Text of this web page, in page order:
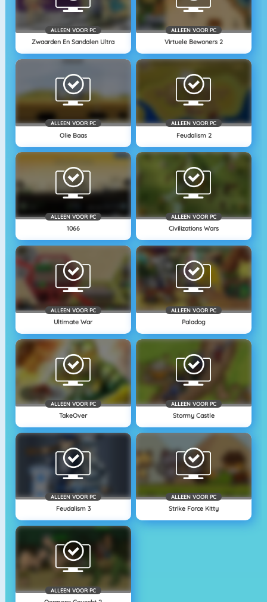
ALLEEN VOOR PC
Zwaarden En Sandalen Ultra
ALLEEN VOOR PC
Virtuele Bewoners 2
ALLEEN VOOR PC
Olie Baas
ALLEEN VOOR PC
Feudalism 2
ALLEEN VOOR PC
1066
ALLEEN VOOR PC
Civilizations Wars
ALLEEN VOOR PC
Ultimate War
ALLEEN VOOR PC
Paladog
ALLEEN VOOR PC
TakeOver
ALLEEN VOOR PC
Stormy Castle
ALLEEN VOOR PC
Feudalism 3
ALLEEN VOOR PC
Strike Force Kitty
ALLEEN VOOR PC